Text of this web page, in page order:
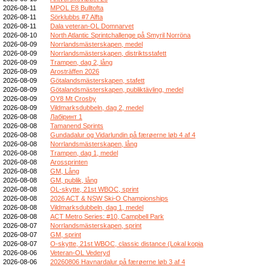
2026-08-11
MPOL E8 Bulltofta
2026-08-11
Sörklubbs #7 Alfta
2026-08-11
Dala veteran-OL Domnarvet
2026-08-10
North Atlantic Sprintchallenge på Smyril Norröna
2026-08-09
Norrlandsmästerskapen, medel
2026-08-09
Norrlandsmästerskapen, distriktsstafett
2026-08-09
Trampen, dag 2, lång
2026-08-09
Arosträffen 2026
2026-08-09
Götalandsmästerskapen, stafett
2026-08-09
Götalandsmästerskapen, publiktävling, medel
2026-08-09
OY8 Mt Crosby
2026-08-09
Vildmarksdubbeln, dag 2, medel
2026-08-08
Лабіринт 1
2026-08-08
Tamanend Sprints
2026-08-08
Gundadalur og Vidarlundin på færøerne løb 4 af 4
2026-08-08
Norrlandsmästerskapen, lång
2026-08-08
Trampen, dag 1, medel
2026-08-08
Arossprinten
2026-08-08
GM, Lång
2026-08-08
GM, publik, lång
2026-08-08
OL-skytte, 21st WBOC, sprint
2026-08-08
2026 ACT & NSW Ski-O Championships
2026-08-08
Vildmarksdubbeln, dag 1, medel
2026-08-08
ACT Metro Series: #10, Campbell Park
2026-08-07
Norrlandsmästerskapen, sprint
2026-08-07
GM, sprint
2026-08-07
O-skytte, 21st WBOC, classic distance (Lokal kopia
2026-08-06
Veteran-OL Vederyd
2026-08-06
20260806 Havnardalur på færøerne løb 3 af 4